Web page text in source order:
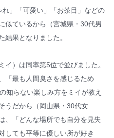
」「可愛い」「お茶目」などの
似ているから（宮城県・30代男
結果となりました。
）は同率第5位で並びました。
「最も人間臭さを感じるため
知らない楽しみ方をミイが教え
うだから（岡山県・30代女
、「どんな場所でも自分を見失
しても平等に優しい所が好き